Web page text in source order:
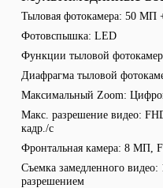
Тыловая фотокамера 50 МП
Фотовспышка LED
Функции тыловой
Диафрагма тыловой
Максимальный Zoom
Макс. разрешение видео
кадр./с
Фронтальная камера 8 МП,
Съемка замедленного видео
разрешением